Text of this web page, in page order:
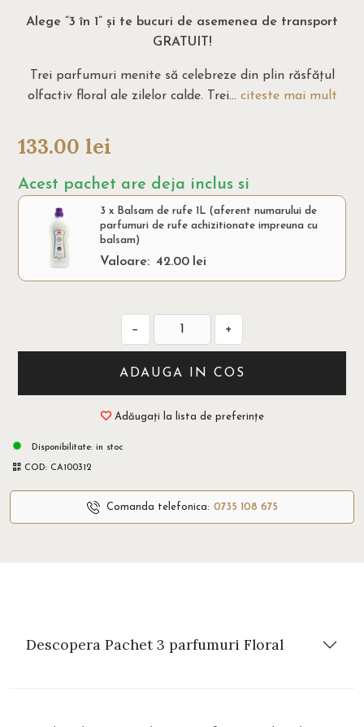
Alege ”3 în 1” și te bucuri de asemenea de transport
GRATUIT!
Trei parfumuri menite să celebreze din plin răsfățul
olfactiv floral ale zilelor calde. Trei... citeste mai mult
133.00 lei
Acest pachet are deja inclus si
3 x Balsam de rufe 1L (aferent numarului de
parfumuri de rufe achizitionate impreuna cu
balsam)
Valoare: 42.00 lei
− +
ADAUGA IN COS
Adăugați la lista de preferințe
Disponibilitate: in stoc
COD: CA100312
Comanda telefonica: 0735 108 675
Descopera Pachet 3 parfumuri Floral